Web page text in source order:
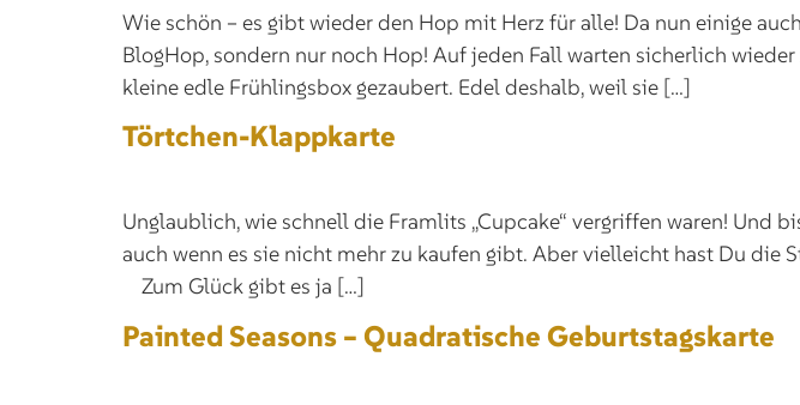
Wie schön – es gibt wieder den Hop mit Herz für alle! Da nun einige
BlogHop, sondern nur noch Hop! Auf jeden Fall warten sicherlich
kleine edle Frühlingsbox gezaubert. Edel deshalb, weil sie […]
Törtchen-Klappkarte
Unglaublich, wie schnell die Framlits „Cupcake“ vergriffen waren! Und
auch wenn es sie nicht mehr zu kaufen gibt. Aber vielleicht hast Du
Zum Glück gibt es ja […]
Painted Seasons – Quadratische Geburtstagskarte